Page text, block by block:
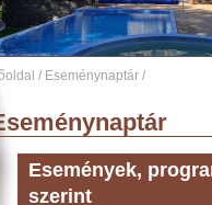
/ Eseménynaptár /
Események,
szerint